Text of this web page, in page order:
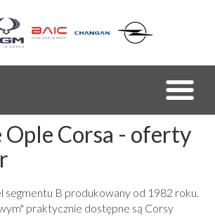
Ople Corsa - oferty
segmentu B produkowany od 1982 roku.
praktycznie dostępne są Corsy